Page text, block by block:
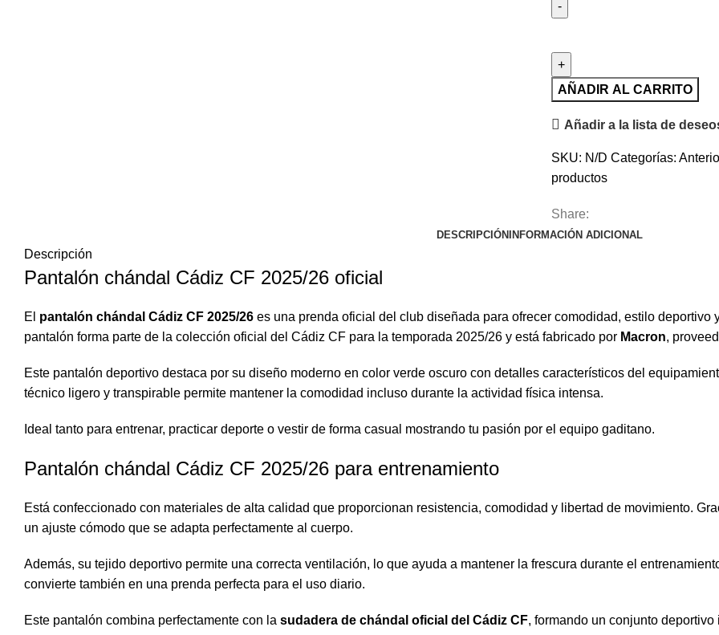
AÑADIR AL CARRITO
Añadir a la lista de
SKU: N/D Categorías:
productos
Share:
DESCRIPCIÓN INFORMACIÓN ADICIONAL
Descripción
Pantalón chándal Cádiz CF 2025/26 oficial
El pantalón chándal Cádiz CF 2025/26 es una prenda oficial del club diseñada para ofrecer comodidad, estilo
pantalón forma parte de la colección oficial del Cádiz CF para la temporada 2025/26 y está fabricado por Macron,
Este pantalón deportivo destaca por su diseño moderno en color verde oscuro con detalles característicos del
técnico ligero y transpirable permite mantener la comodidad incluso durante la actividad física intensa.
Ideal tanto para entrenar, practicar deporte o vestir de forma casual mostrando tu pasión por el equipo gaditano.
Pantalón chándal Cádiz CF 2025/26 para entrenamiento
Está confeccionado con materiales de alta calidad que proporcionan resistencia, comodidad y libertad de movimiento.
un ajuste cómodo que se adapta perfectamente al cuerpo.
Además, su tejido deportivo permite una correcta ventilación, lo que ayuda a mantener la frescura durante el
convierte también en una prenda perfecta para el uso diario.
Este pantalón combina perfectamente con la sudadera de chándal oficial del Cádiz CF, formando un conjunto